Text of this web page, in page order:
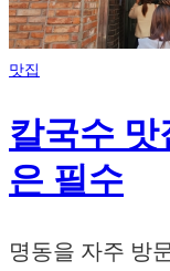
맛집
칼국수 맛
은 필수
명동을 자주 방